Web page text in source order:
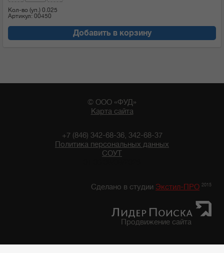
Кол-во (уп.) 0.025
Артикул: 00450
Добавить в корзину
© ООО «ФУД»
Карта сайта
+7 (846) 342-68-36, 342-68-37
Политика персональных данных
СОУТ
Сделано в студии Экстил-ПРО 2015
Продвижение сайта